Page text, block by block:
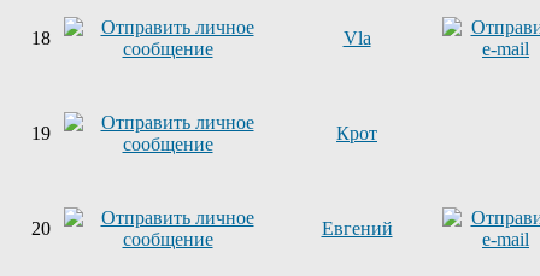
18 Vla
19 Крот
20 Евгений